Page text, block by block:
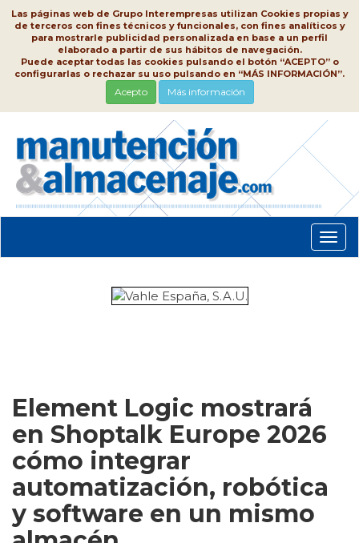
Las páginas web de Grupo Interempresas utilizan Cookies propias y
de terceros con fines técnicos y funcionales, con fines analíticos y
para mostrarle publicidad personalizada en base a un perfil
elaborado a partir de sus hábitos de navegación.
Puede aceptar todas las cookies pulsando el botón “ACEPTO” o
configurarlas o rechazar su uso pulsando en “MÁS INFORMACIÓN”.
Acepto Más información
Element Logic mostrará
en Shoptalk Europe 2026
cómo integrar
automatización, robótica
y software en un mismo